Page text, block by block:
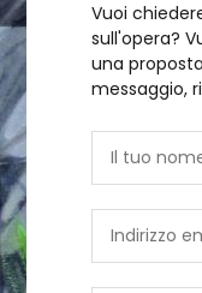
Vuoi
sull'opera?
una
messaggio,